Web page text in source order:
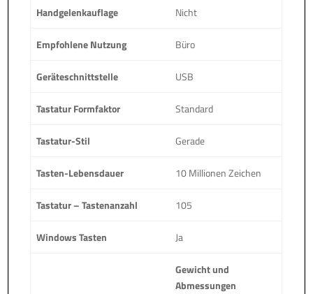
Handgelenkauflage Nicht
Empfohlene Nutzung Büro
Geräteschnittstelle USB
Tastatur Formfaktor Standard
Tastatur-Stil Gerade
Tasten-Lebensdauer 10 Millionen Zeichen
Tastatur – Tastenanzahl 105
Windows Tasten Ja
Gewicht und
Abmessungen